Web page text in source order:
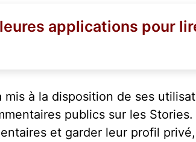
applications pour
mis à la disposition de ses
publics sur les
et garder leur profil